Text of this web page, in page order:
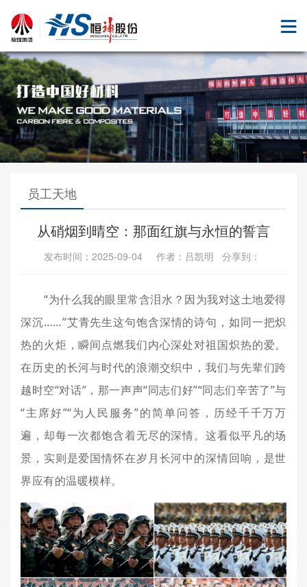
员工天地
从硝烟到晴空：那面红旗与永恒的誓言
发布时间：2025-09-04 作者：吕凯明 分享到：
“为什么我的眼里常含泪水？因为我对这土地爱得
深沉……”艾青先生这句饱含深情的诗句，如同一把炽
热的火炬，瞬间点燃我们内心深处对祖国炽热的爱。
在历史的长河与时代的浪潮交织中，我们与先辈们跨
越时空“对话”，那一声声“同志们好”“同志们辛苦了”与
“主席好”“为人民服务”的简单问答，历经千千万万
遍，却每一次都饱含着无尽的深情。这看似平凡的场
景，实则是爱国情怀在岁月长河中的深情回响，是世
界应有的温暖模样。